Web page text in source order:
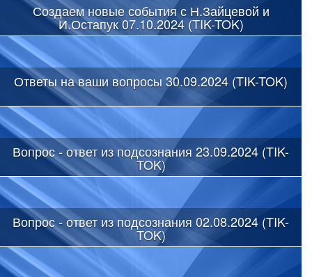
Создаем новые события с Н.Зайцевой и
И.Остапук 07.10.2024 (TIK-TOK)
Ответы на ваши вопросы 30.09.2024 (TIK-TOK)
Вопрос - ответ из подсознания 23.09.2024 (TIK-
TOK)
Вопрос - ответ из подсознания 02.08.2024 (TIK-
TOK)